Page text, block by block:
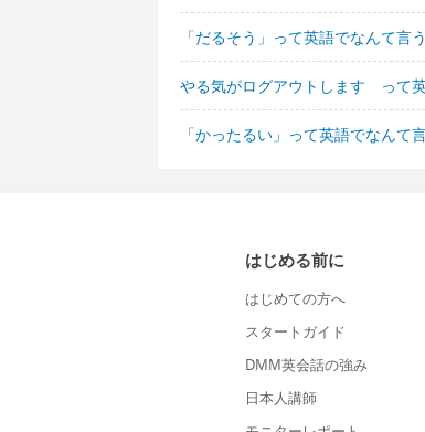
「だるそう」って英語でなんて言
やる気がログアウトします って
「かったるい」って英語でなんて
はじめる前に
はじめての方へ
スタートガイド
DMM英会話の強み
日本人講師